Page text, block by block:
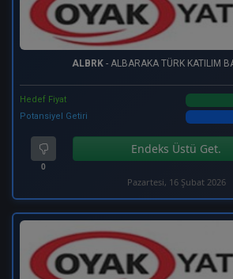
ALBRK- ALBARAKA TÜRK KATILIM
Hedef Fiyat
Potansiyel Getiri
0
Endeks Üstü Get.
Pazartesi, 16 Şubat 2026